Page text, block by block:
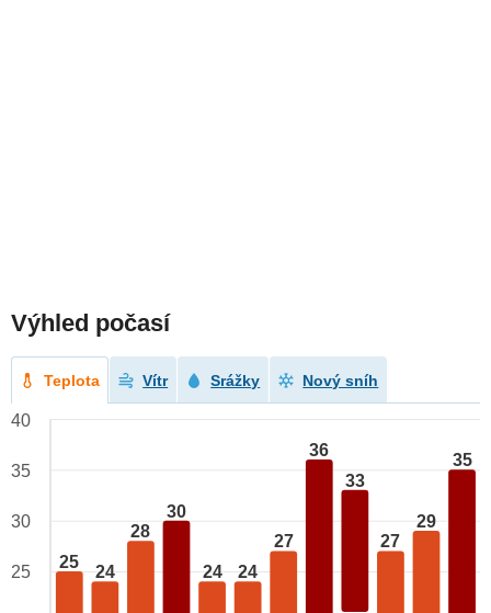
Výhled počasí
Teplota Vítr Srážky Nový sníh
25
24
28
30
24 24
27
36
33
27
29
35
40
35
30
25